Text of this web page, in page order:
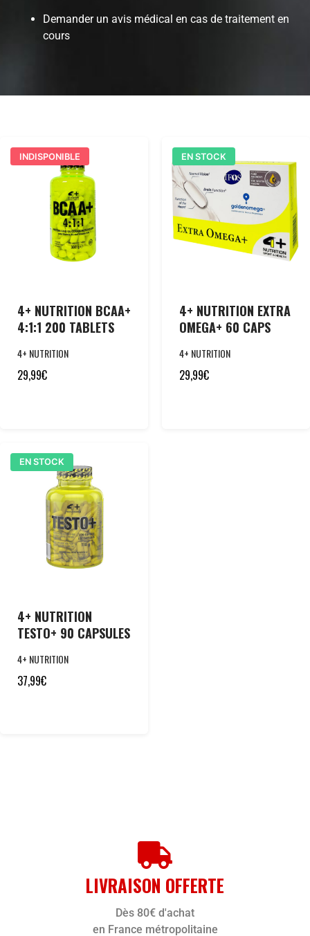
Demander un avis médical en cas de traitement en
cours
INDISPONIBLE
4+ NUTRITION BCAA+
4:1:1 200 TABLETS
4+ NUTRITION
29,99€
EN STOCK
4+ NUTRITION EXTRA
OMEGA+ 60 CAPS
4+ NUTRITION
29,99€
EN STOCK
4+ NUTRITION
TESTO+ 90 CAPSULES
4+ NUTRITION
37,99€
LIVRAISON OFFERTE
Dès 80€ d'achat
en France métropolitaine